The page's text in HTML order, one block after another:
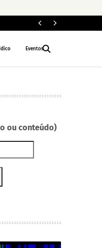
Eventos
ou conteúdo)